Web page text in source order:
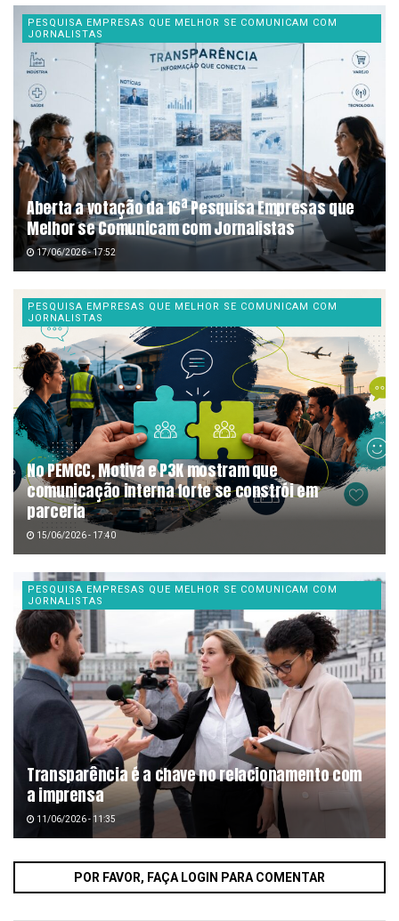
PESQUISA EMPRESAS QUE MELHOR SE COMUNICAM COM
JORNALISTAS
Aberta a votação da 16ª Pesquisa Empresas que
Melhor se Comunicam com Jornalistas
17/06/2026 - 17:52
PESQUISA EMPRESAS QUE MELHOR SE COMUNICAM COM
JORNALISTAS
No PEMCC, Motiva e P3K mostram que
comunicação interna forte se constrói em
parceria
15/06/2026 - 17:40
PESQUISA EMPRESAS QUE MELHOR SE COMUNICAM COM
JORNALISTAS
Transparência é a chave no relacionamento com
a imprensa
11/06/2026 - 11:35
POR FAVOR, FAÇA LOGIN PARA COMENTAR